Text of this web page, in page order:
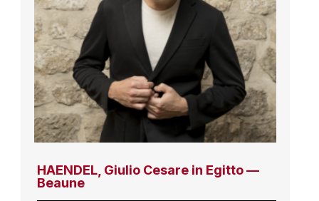
HAENDEL, Giulio Cesare in Egitto —
Beaune